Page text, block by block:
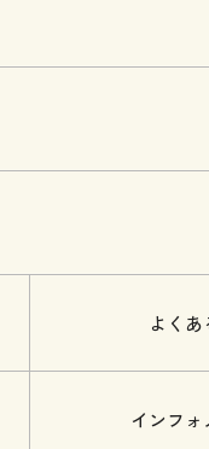
よく
インフ